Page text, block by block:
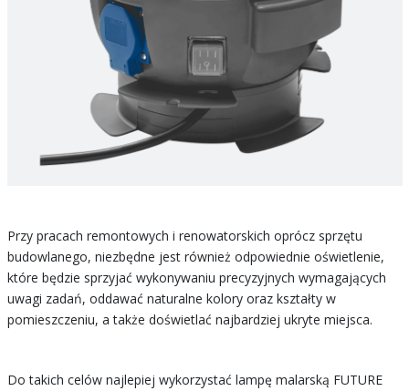
Przy pracach remontowych i renowatorskich oprócz sprzętu
budowlanego, niezbędne jest również odpowiednie oświetlenie,
które będzie sprzyjać wykonywaniu precyzyjnych wymagających
uwagi zadań, oddawać naturalne kolory oraz kształty w
pomieszczeniu, a także doświetlać najbardziej ukryte miejsca.
Do takich celów najlepiej wykorzystać lampę malarską FUTURE